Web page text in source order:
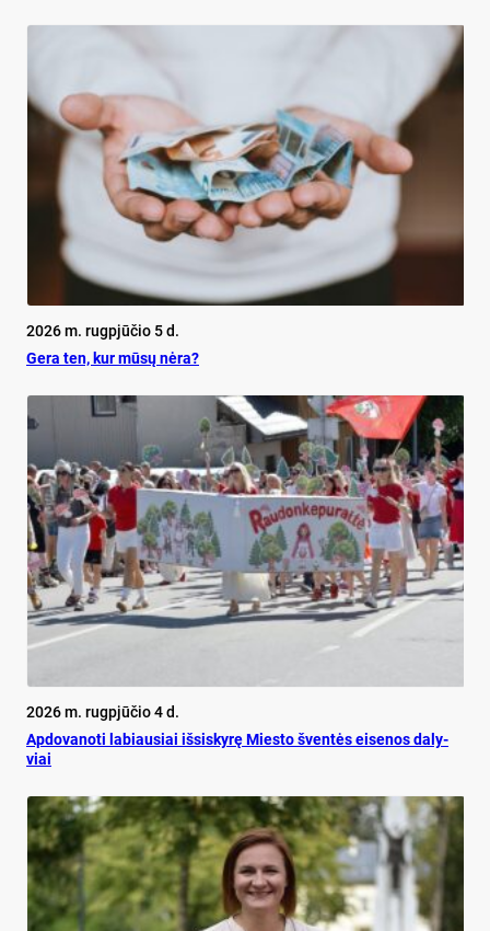
2026 m. rugpjūčio 5 d.
Ge­ra ten, kur mū­sų nė­ra?
2026 m. rugpjūčio 4 d.
Ap­do­va­no­ti la­biau­siai iš­si­sky­rę Mies­to šven­tės ei­se­nos da­ly­
viai